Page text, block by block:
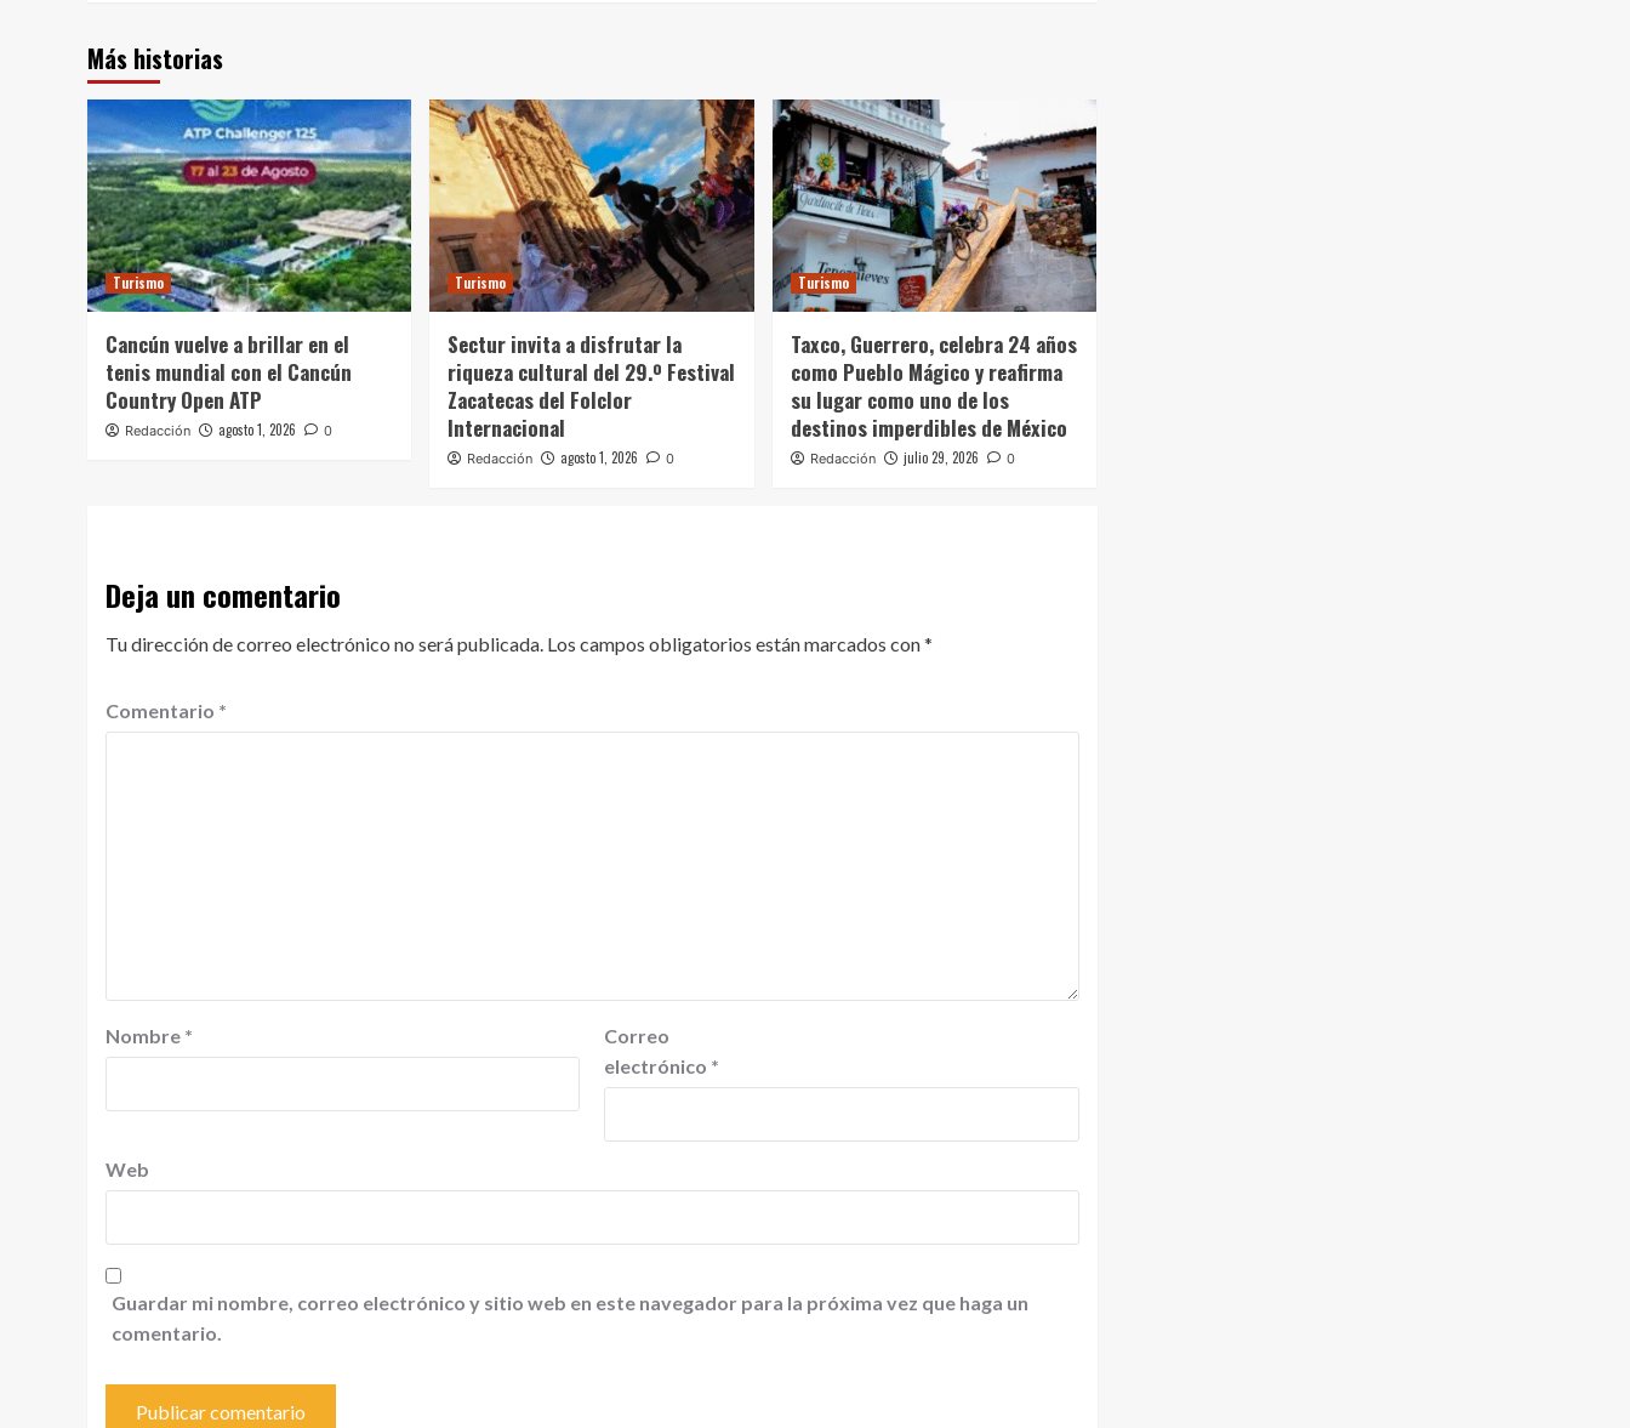
Más historias
Turismo
Cancún vuelve a brillar en el
tenis mundial con el Cancún
Country Open ATP
Redacción agosto 1, 2026 0
Turismo
Sectur invita a disfrutar la
riqueza cultural del 29.º Festival
Zacatecas del Folclor
Internacional
Redacción agosto 1, 2026 0
Turismo
Taxco, Guerrero, celebra 24 años
como Pueblo Mágico y reafirma
su lugar como uno de los
destinos imperdibles de México
Redacción julio 29, 2026 0
Deja un comentario
Tu dirección de correo electrónico no será publicada. Los campos obligatorios están marcados con*
Comentario *
Nombre *
Correo
electrónico *
Web
Guardar mi nombre, correo electrónico y sitio web en este navegador para la próxima vez que haga un
comentario.